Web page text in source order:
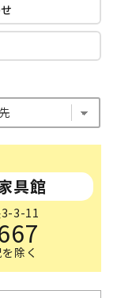
具館
3-11
除く